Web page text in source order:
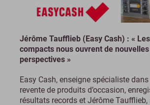
Jérôme Taufflieb (Easy Cash) : «
compacts nous ouvrent de nouvelles
perspectives »
Easy Cash, enseigne spécialiste dans
revente de produits d’occasion,
résultats records et Jérôme Taufflieb,